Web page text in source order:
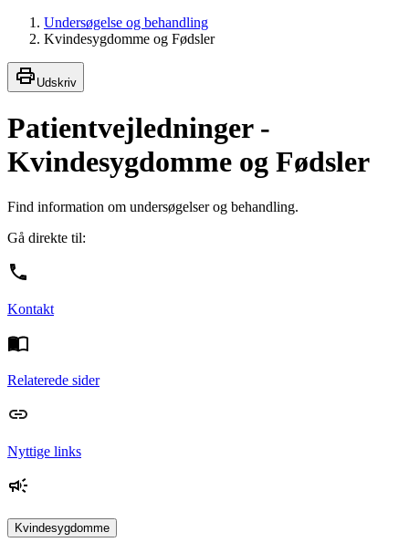
Undersøgelse og behandling
Kvindesygdomme og Fødsler
Udskriv
Patientvejledninger -
Kvindesygdomme og Fødsler
Find information om undersøgelser og behandling.
Gå direkte til:
Kontakt
Relaterede sider
Nyttige links
Kvindesygdomme